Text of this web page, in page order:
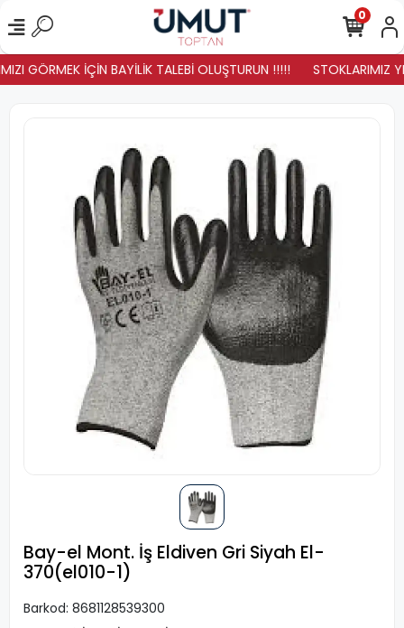
GÖRMEK İÇİN BAYİLİK TALEBİ OLUŞTURUN !!!!! STOKLARIMIZ
0
Bay-el Mont. İş Eldiven Gri Siyah El-
370(el010-1)
Barkod: 8681128539300